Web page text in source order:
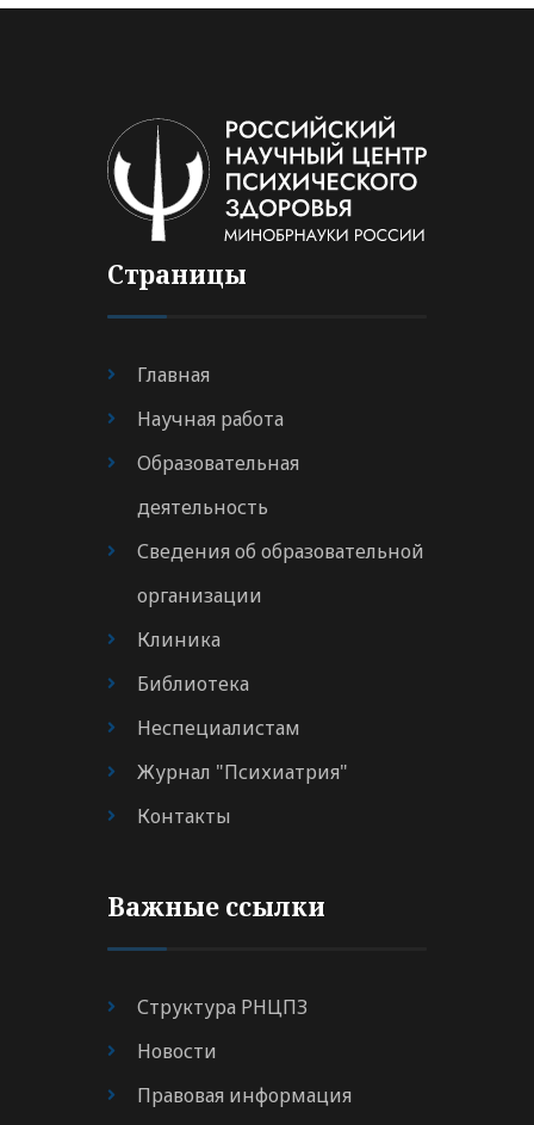
Страницы
Главная
Научная работа
Образовательная
деятельность
Сведения об образовательной
организации
Клиника
Библиотека
Неспециалистам
Журнал "Психиатрия"
Контакты
Важные ссылки
Структура РНЦПЗ
Новости
Правовая информация